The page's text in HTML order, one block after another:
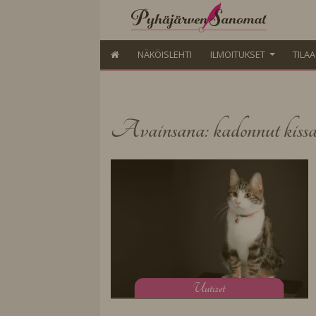
NÄKÖISLEHTI ILMOITUKSET
Avainsana: kadonnut
Uutiset